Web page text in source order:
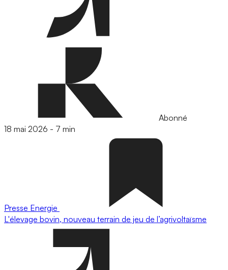
Abonné
18 mai 2026 - 7 min
Presse Energie
L'élevage bovin, nouveau terrain de jeu de l’agrivoltaïsme